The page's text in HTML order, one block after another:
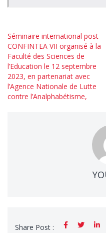
Navigation
de
l’article
Séminaire international post
CONFINTEA VII organisé à la
Faculté des Sciences de
l’Education le 12 septembre
2023, en partenariat avec
l’Agence Nationale de Lutte
contre l’Analphabétisme,
Share Post :